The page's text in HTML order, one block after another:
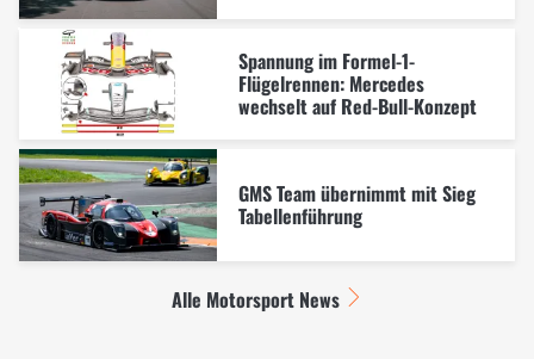
Spannung im Formel-1-
Flügelrennen: Mercedes
wechselt auf Red-Bull-Konzept
GMS Team übernimmt mit Sieg
Tabellenführung
Alle Motorsport News